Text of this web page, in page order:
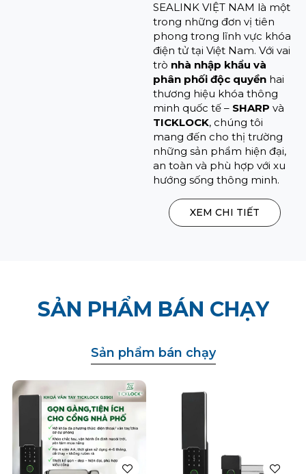
SEALINK VIỆT NAM là một
trong những đơn vị tiên
phong trong lĩnh vực khóa
điện tử tại Việt Nam. Với vai
trò nhà nhập khẩu và
phân phối độc quyền hai
thương hiệu khóa thông
minh quốc tế – SHARP và
TICKLOCK, chúng tôi
mang đến cho thị trường
những sản phẩm hiện đại,
an toàn và phù hợp với xu
hướng sống thông minh.
XEM CHI TIẾT
SẢN PHẨM BÁN CHẠY
Sản phẩm bán chạy